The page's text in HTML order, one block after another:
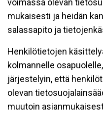
voimassa olevan
mukaisesti ja heidän
salassapito ja
Henkilötietojen
kolmannelle
järjestelyin, että
olevan
muutoin